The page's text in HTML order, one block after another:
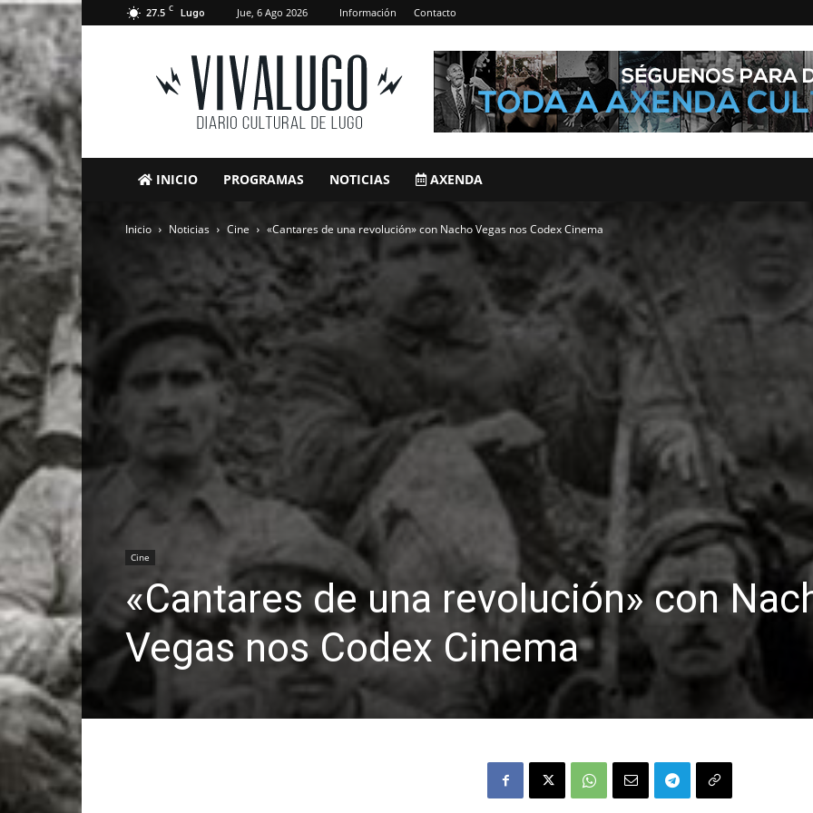
27.5 C Lugo Jue, 6 Ago 2026 Información Contacto
VivaLugo
INICIO PROGRAMAS NOTICIAS AXENDA
Inicio Noticias Cine «Cantares de una revolución» con Nacho Vegas nos Codex Cinema
Cine
«Cantares de una revolución» con
Vegas nos Codex Cinema